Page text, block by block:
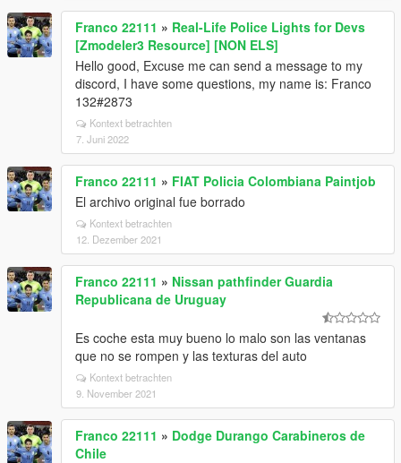
Franco 22111 » Real-Life Police Lights for Devs
[Zmodeler3 Resource] [NON ELS]
Hello good, Excuse me can send a message to my
discord, I have some questions, my name is: Franco
132#2873
Kontext betrachten
7. Juni 2022
Franco 22111 » FIAT Policia Colombiana Paintjob
El archivo original fue borrado
Kontext betrachten
12. Dezember 2021
Franco 22111 » Nissan pathfinder Guardia
Republicana de Uruguay
Es coche esta muy bueno lo malo son las ventanas
que no se rompen y las texturas del auto
Kontext betrachten
9. November 2021
Franco 22111 » Dodge Durango Carabineros de
Chile